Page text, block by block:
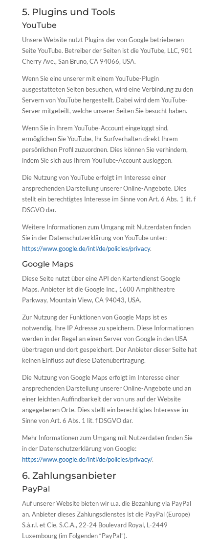
5. Plugins und Tools
YouTube
Unsere Website nutzt Plugins der von Google betriebenen
Seite YouTube. Betreiber der Seiten ist die YouTube, LLC, 901
Cherry Ave., San Bruno, CA 94066, USA.
Wenn Sie eine unserer mit einem YouTube-Plugin
ausgestatteten Seiten besuchen, wird eine Verbindung zu den
Servern von YouTube hergestellt. Dabei wird dem YouTube-
Server mitgeteilt, welche unserer Seiten Sie besucht haben.
Wenn Sie in Ihrem YouTube-Account eingeloggt sind,
ermöglichen Sie YouTube, Ihr Surfverhalten direkt Ihrem
persönlichen Profil zuzuordnen. Dies können Sie verhindern,
indem Sie sich aus Ihrem YouTube-Account ausloggen.
Die Nutzung von YouTube erfolgt im Interesse einer
ansprechenden Darstellung unserer Online-Angebote. Dies
stellt ein berechtigtes Interesse im Sinne von Art. 6 Abs. 1 lit. f
DSGVO dar.
Weitere Informationen zum Umgang mit Nutzerdaten finden
Sie in der Datenschutzerklärung von YouTube unter:
https://www.google.de/intl/de/policies/privacy.
Google Maps
Diese Seite nutzt über eine API den Kartendienst Google
Maps. Anbieter ist die Google Inc., 1600 Amphitheatre
Parkway, Mountain View, CA 94043, USA.
Zur Nutzung der Funktionen von Google Maps ist es
notwendig, Ihre IP Adresse zu speichern. Diese Informationen
werden in der Regel an einen Server von Google in den USA
übertragen und dort gespeichert. Der Anbieter dieser Seite hat
keinen Einfluss auf diese Datenübertragung.
Die Nutzung von Google Maps erfolgt im Interesse einer
ansprechenden Darstellung unserer Online-Angebote und an
einer leichten Auffindbarkeit der von uns auf der Website
angegebenen Orte. Dies stellt ein berechtigtes Interesse im
Sinne von Art. 6 Abs. 1 lit. f DSGVO dar.
Mehr Informationen zum Umgang mit Nutzerdaten finden Sie
in der Datenschutzerklärung von Google:
https://www.google.de/intl/de/policies/privacy/.
6. Zahlungsanbieter
PayPal
Auf unserer Website bieten wir u.a. die Bezahlung via PayPal
an. Anbieter dieses Zahlungsdienstes ist die PayPal (Europe)
S.à.r.l. et Cie, S.C.A., 22-24 Boulevard Royal, L-2449
Luxembourg (im Folgenden “PayPal”).